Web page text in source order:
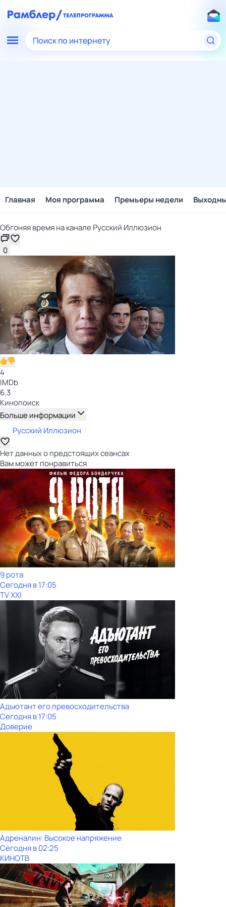
Поиск по интернету
Главная Моя программа Премьеры недели
Обгоняя время на канале Русский Иллюзион
0
4
IMDb
6.3
Кинопоиск
Больше информации
Русский Иллюзион
Нет данных о предстоящих сеансах
Вам может понравиться
9 рота
Сегодня в 17:05
TV XXI
Адъютант его превосходительства
Сегодня в 17:05
Доверие
Адреналин: Высокое напряжение
Сегодня в 02:25
КИНОТВ